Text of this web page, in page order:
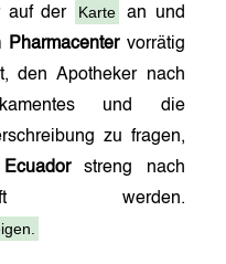
auf der
Karte
an und
Pharmacentervorrätig
den Apotheker nach
und die
zu fragen,
Ecuadorstreng nach
werden.